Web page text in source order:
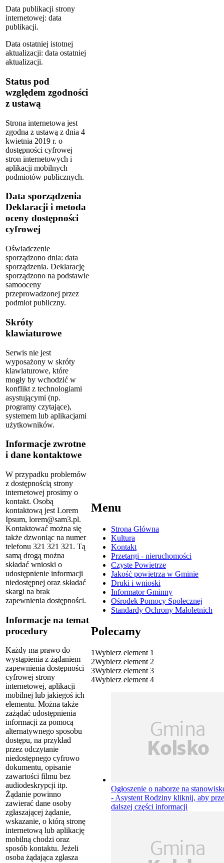
Data publikacji strony
internetowej: data
publikacji.
Data ostatniej istotnej
aktualizacji: data ostatniej
aktualizacji.
Status pod
względem zgodności
z ustawą
Strona internetowa jest
zgodna z ustawą z dnia 4
kwietnia 2019 r. o
dostępności cyfrowej
stron internetowych i
aplikacji mobilnych
podmiotów publicznych.
Data sporządzenia
Deklaracji i metoda
oceny dostępności
cyfrowej
Oświadczenie
sporządzono dnia: data
sporządzenia. Deklarację
sporządzono na podstawie
samooceny
przeprowadzonej przez
podmiot publiczny.
Skróty
klawiaturowe
Serwis nie jest
wyposażony w skróty
klawiaturowe, które
mogły by wchodzić w
konflikt z technologiami
asystującymi (np.
programy czytające),
systemem lub aplikacjami
użytkowników.
Informacje zwrotne
i dane kontaktowe
W przypadku problemów
z dostępnością strony
internetowej prosimy o
kontakt. Osobą
kontaktową jest Lorem
Ipsum, lorem@sam3.pl.
Kontaktować można się
także dzwoniąc na numer
telefonu 321 321 321 . Tą
samą drogą można
składać wnioski o
udostępnienie informacji
niedostępnej oraz składać
skargi na brak
zapewnienia dostępności.
Informacje na temat
procedury
Każdy ma prawo do
wystąpienia z żądaniem
zapewnienia dostępności
cyfrowej strony
internetowej, aplikacji
mobilnej lub jakiegoś ich
elementu. Można także
zażądać udostępnienia
informacji za pomocą
alternatywnego sposobu
dostępu, na przykład
przez odczytanie
niedostępnego cyfrowo
dokumentu, opisanie
zawartości filmu bez
audiodeskrypcji itp.
Żądanie powinno
zawierać dane osoby
zgłaszającej żądanie,
wskazanie, o którą stronę
internetową lub aplikację
mobilną chodzi oraz
sposób kontaktu. Jeżeli
osoba żądająca zgłasza
Menu
Strona Główna
Kultura
Kontakt
Przetargi - nieruchomości
Czyste Powietrze
Jakość powietrza w Gminie
Druki i wnioski
Informator Gminny
Ośrodek Pomocy Społecznej
Standardy Ochrony Małoletnich
Polecamy
1Wybierz element 1
2Wybierz element 2
3Wybierz element 3
4Wybierz element 4
Ogłoszenie o naborze na
- Asystent Rodziny kliknij, aby
dalszej części informacji